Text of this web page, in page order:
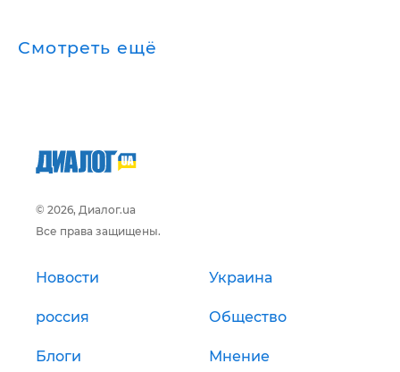
Смотреть ещё
© 2026, Диалог.ua
Все права защищены.
Новости Украина
россия Общество
Блоги Мнение